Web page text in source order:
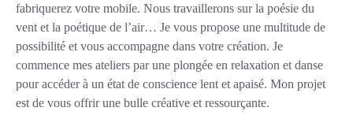
fabriquerez votre mobile. Nous travaillerons sur la poésie du
vent et la poétique de l’air… Je vous propose une multitude de
possibilité et vous accompagne dans votre création. Je
commence mes ateliers par une plongée en relaxation et danse
pour accéder à un état de conscience lent et apaisé. Mon projet
est de vous offrir une bulle créative et ressourçante.